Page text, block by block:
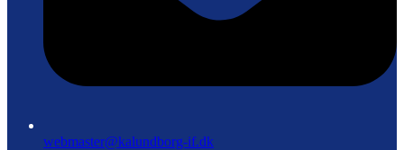
webmaster@kalundborg-if.dk